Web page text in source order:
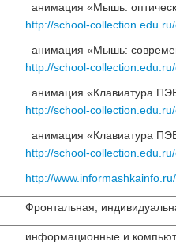
 анимация «Мышь:
http://school-
 анимация «Мышь:
http://school-
 анимация «Клавиатура
http://school-
 анимация «Клавиатура
http://school-
http://
Фронтальная,
информационные и